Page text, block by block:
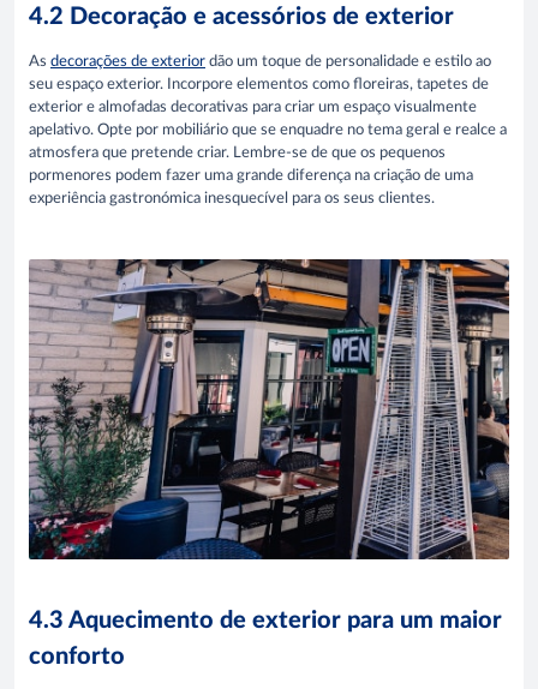
4.2 Decoração e acessórios de exterior
As decorações de exterior dão um toque de personalidade e estilo ao
seu espaço exterior. Incorpore elementos como floreiras, tapetes de
exterior e almofadas decorativas para criar um espaço visualmente
apelativo. Opte por mobiliário que se enquadre no tema geral e realce a
atmosfera que pretende criar. Lembre-se de que os pequenos
pormenores podem fazer uma grande diferença na criação de uma
experiência gastronómica inesquecível para os seus clientes.
4.3 Aquecimento de exterior para um maior
conforto